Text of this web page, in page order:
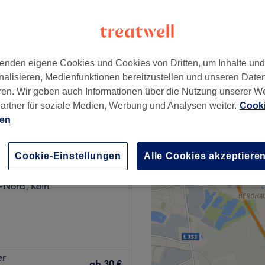
ab 36 €
Kölner Innenstadt? Die
D&T Nails, den Experten
Nails
902 Bewertungen
Köln
eigene Cookies und Cookies von Dritten, um Inhalte
Medienfunktionen bereitzustellen und unseren
Wir geben auch Informationen über die Nutzung unserer
für soziale Medien, Werbung und Analysen weiter.
Cookie-Einstellungen Alle Cookies akzeptieren